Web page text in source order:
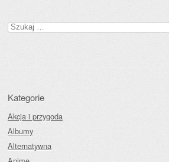
Szukaj:
Kategorie
Akcja i przygoda
Albumy
Alternatywna